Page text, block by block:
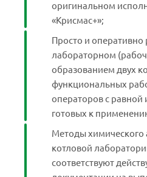
оригинальном
«Крисмас+»;
Просто и оперативно
лабораторном
образованием двух
функциональных
операторов с равной
готовых к
Методы химического
котловой
соответствуют